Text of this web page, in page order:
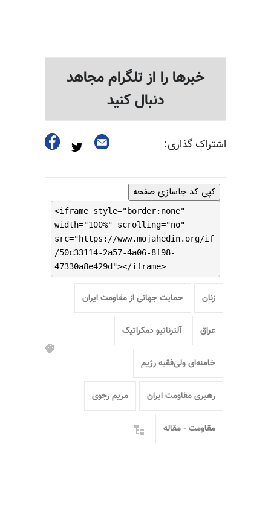
خبرها را از تلگرام مجاهد
دنبال کنید
اشتراک گذاری:
کپی کد جاسازی صفحه
<iframe style="border:none"
width="100%" scrolling="no"
src="https://www.mojahedin.org/if
/50c33114-2a57-4a06-8f98-
47330a8e429d"></iframe>
زنان حمایت جهانی از مقاومت ایران
عراق آلترناتیو دمکراتیک
خامنه‌ای ولی‌فقیه رژیم
رهبری مقاومت ایران مریم رجوی
مقاومت - مقاله